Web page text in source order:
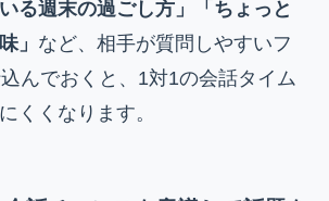
る週末の過ごし方」「ちょっと
」 など、相手が質問しやすいフ
んでおくと、1対1の会話タイム
くくなります。